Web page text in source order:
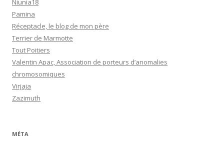
Niunia18
Pamina
Réceptacle, le blog de mon père
Terrier de Marmotte
Tout Poitiers
Valentin Apac, Association de porteurs d’anomalies
chromosomiques
Virjaja
Zazimuth
MÉTA